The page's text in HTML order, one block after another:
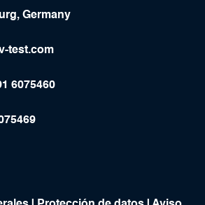
Germany
test.com
6075460